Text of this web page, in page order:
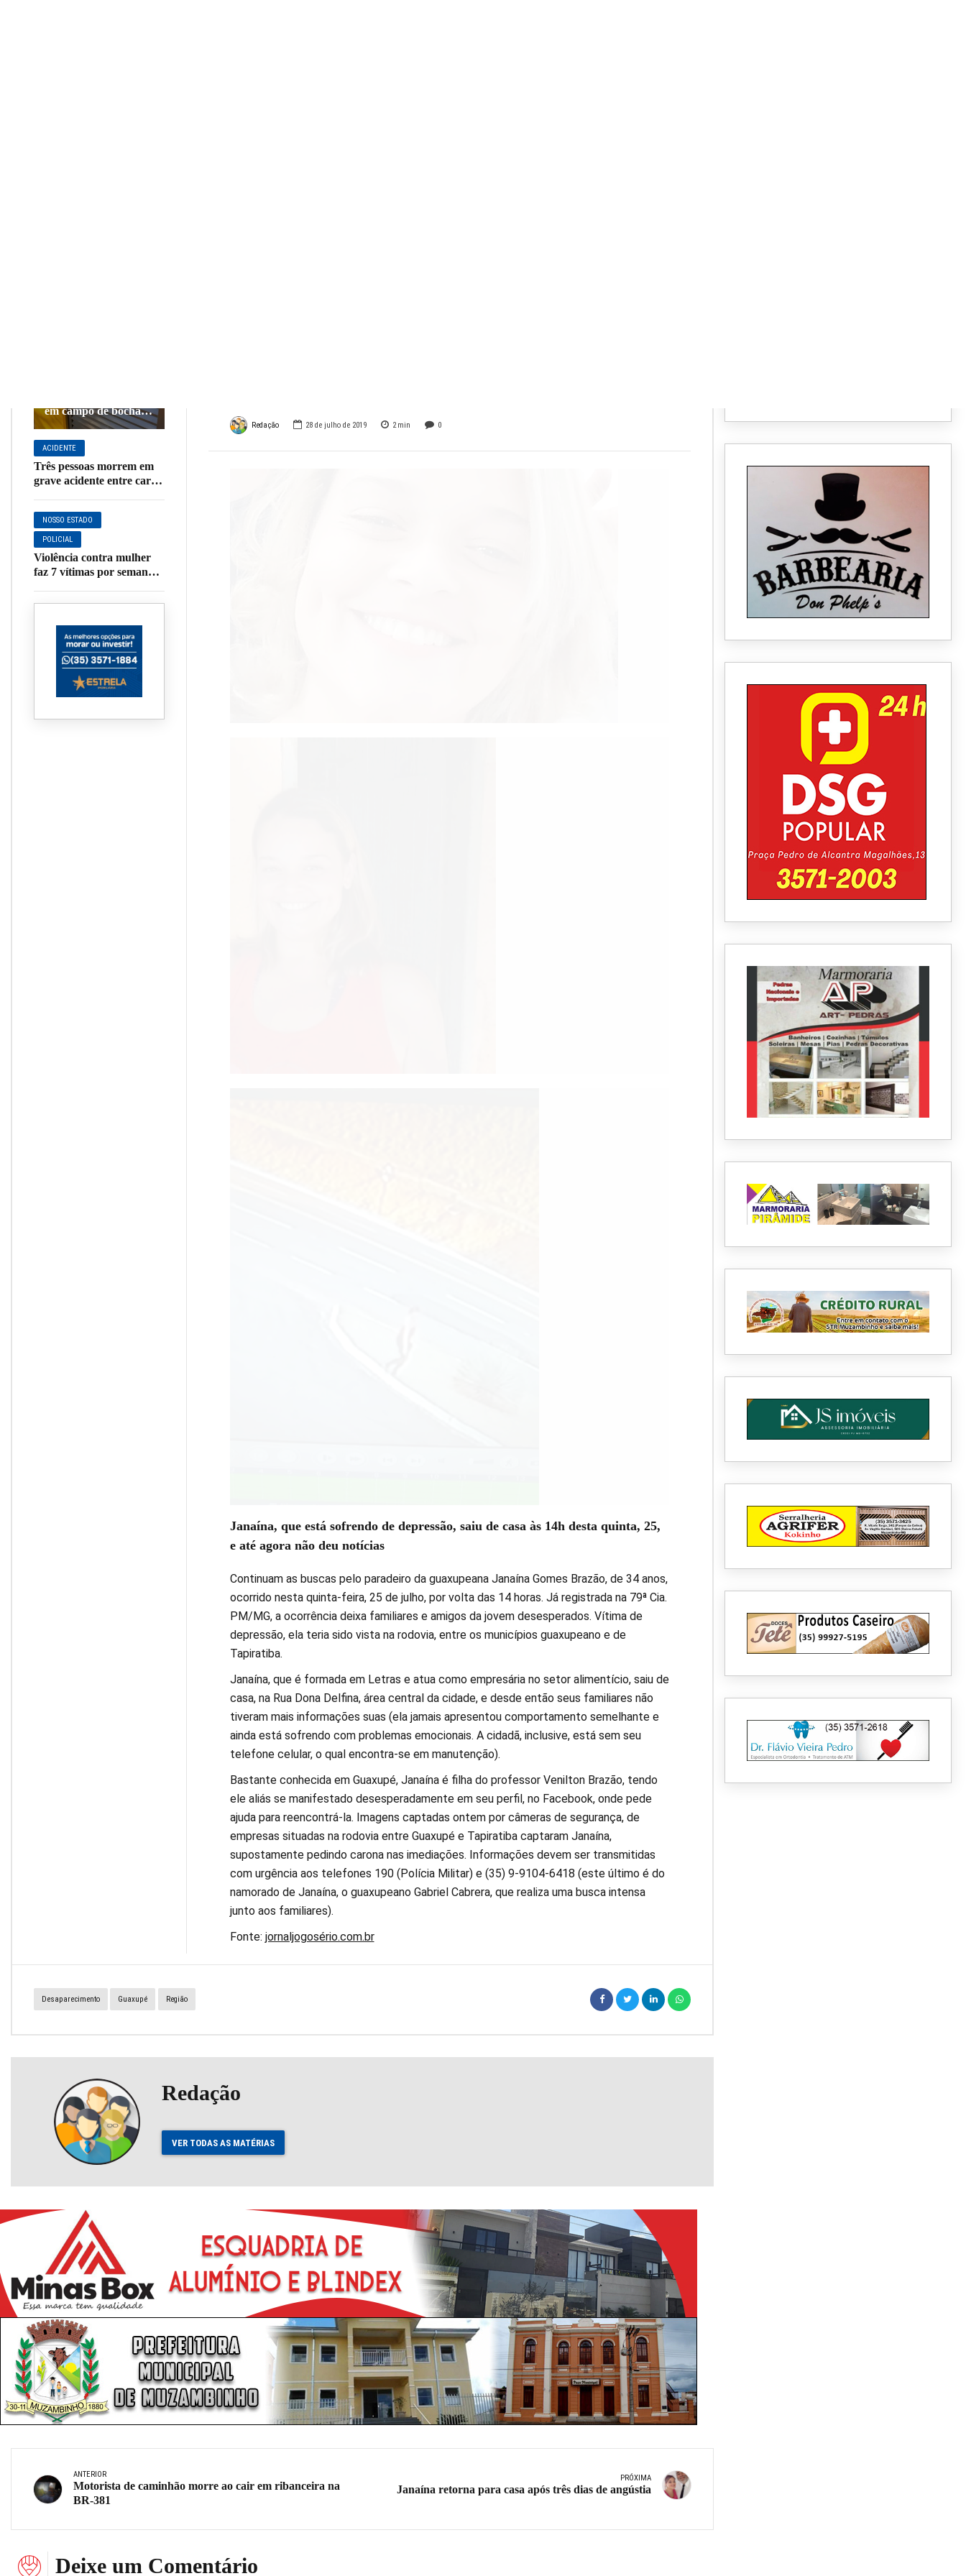
em campo de bocha
no Jardim Paraíso,
em Muzambinho
ACIDENTE
Três pessoas morrem em
grave acidente entre carro
NOSSO ESTADO
POLICIAL
Violência contra mulher
faz 7 vítimas por semana
feminicídios assusta
Redação 28 de julho de 2019 2 min 0
Janaína, que está sofrendo de depressão, saiu de casa às 14h desta quinta, 25,
e até agora não deu notícias
Continuam as buscas pelo paradeiro da guaxupeana Janaína Gomes Brazão, de 34 anos,
ocorrido nesta quinta-feira, 25 de julho, por volta das 14 horas. Já registrada na 79ª Cia.
PM/MG, a ocorrência deixa familiares e amigos da jovem desesperados. Vítima de
depressão, ela teria sido vista na rodovia, entre os municípios guaxupeano e de
Tapiratiba.
Janaína, que é formada em Letras e atua como empresária no setor alimentício, saiu de
casa, na Rua Dona Delfina, área central da cidade, e desde então seus familiares não
tiveram mais informações suas (ela jamais apresentou comportamento semelhante e
ainda está sofrendo com problemas emocionais. A cidadã, inclusive, está sem seu
telefone celular, o qual encontra-se em manutenção).
Bastante conhecida em Guaxupé, Janaína é filha do professor Venilton Brazão, tendo
ele aliás se manifestado desesperadamente em seu perfil, no Facebook, onde pede
ajuda para reencontrá-la. Imagens captadas ontem por câmeras de segurança, de
empresas situadas na rodovia entre Guaxupé e Tapiratiba captaram Janaína,
supostamente pedindo carona nas imediações. Informações devem ser transmitidas
com urgência aos telefones 190 (Polícia Militar) e (35) 9-9104-6418 (este último é do
namorado de Janaína, o guaxupeano Gabriel Cabrera, que realiza uma busca intensa
junto aos familiares).
Fonte: jornaljogosério.com.br
Desaparecimento Guaxupé Região
Redação
VER TODAS AS MATÉRIAS
ANTERIOR
Motorista de caminhão morre ao cair em ribanceira na
BR-381
PRÓXIMA
Janaína retorna para casa após três dias de angústia
Deixe um Comentário